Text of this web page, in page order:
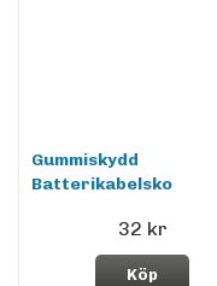
Gummiskydd
Batterikabelsko
32 kr
Köp